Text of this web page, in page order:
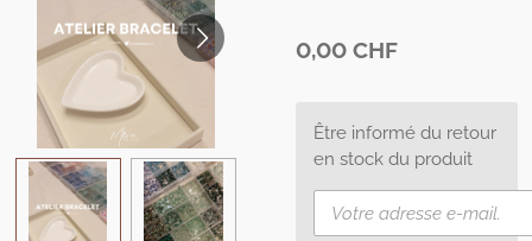
0,00 CHF
Être informé du retour
en stock du produit